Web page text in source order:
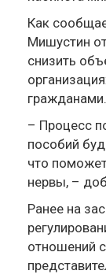
Как
Мишустин
снизить
гражданами.
– Процесс
пособий
что
нервы, –
Ранее на
отношений